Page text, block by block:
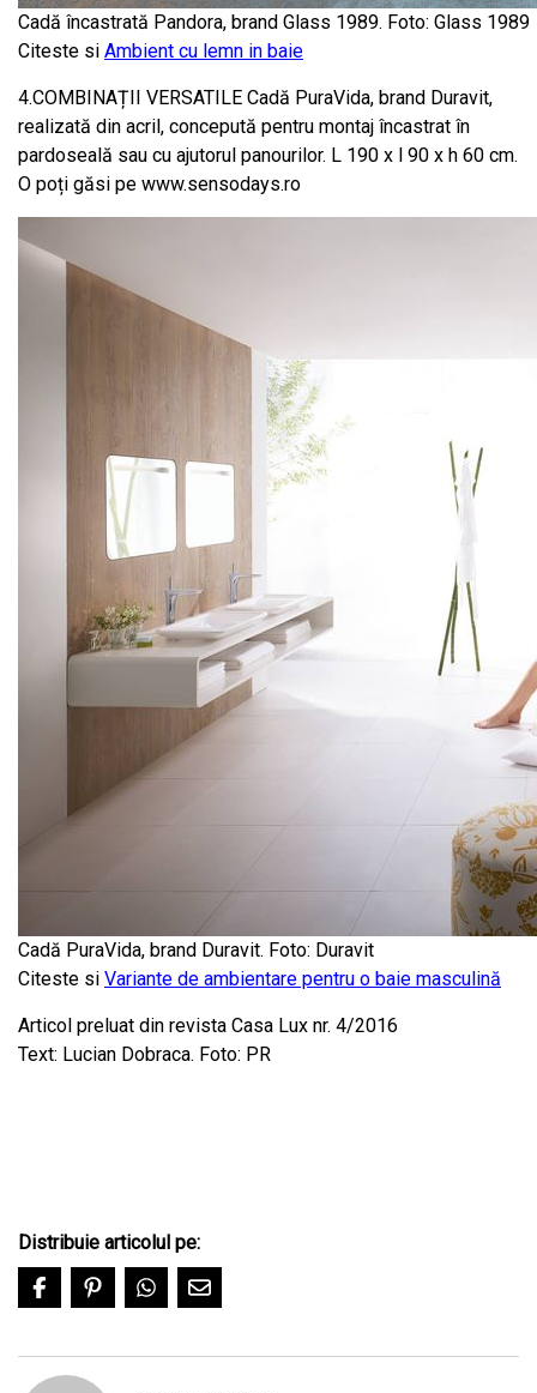
Cadă încastrată Pandora, brand Glass 1989. Foto: Glass 1989
Citeste si Ambient cu lemn in baie
4.COMBINAȚII VERSATILE Cadă PuraVida, brand Duravit,
realizată din acril, concepută pentru montaj încastrat în
pardoseală sau cu ajutorul panourilor. L 190 x l 90 x h 60 cm.
O poți găsi pe www.sensodays.ro
Cadă PuraVida, brand Duravit. Foto: Duravit
Citeste si Variante de ambientare pentru o baie masculină
Articol preluat din revista Casa Lux nr. 4/2016
Text: Lucian Dobraca. Foto: PR
Distribuie articolul pe: